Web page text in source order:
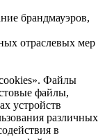
брандмауэров,
отраслевых мер
Файлы
файлы,
устройств
различных
в